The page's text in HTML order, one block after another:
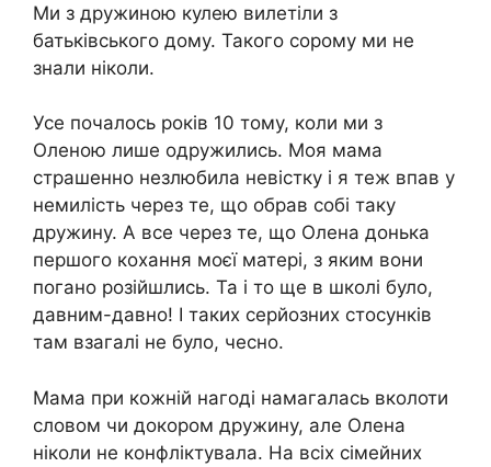
Ми з дружиною кулею вилетіли з
батьківського дому. Такого сорому ми не
знали ніколи.
Усе почалось років 10 тому, коли ми з
Оленою лише одружились. Моя мама
страшенно незлюбила невістку і я теж впав у
немилість через те, що обрав собі таку
дружину. А все через те, що Олена донька
першого кохання моєї матері, з яким вони
погано розійшлись. Та і то ще в школі було,
давним-давно! І таких серйозних стосунків
там взагалі не було, чесно.
Мама при кожній нагоді намагалась вколоти
словом чи докором дружину, але Олена
ніколи не конфліктувала. На всіх сімейних